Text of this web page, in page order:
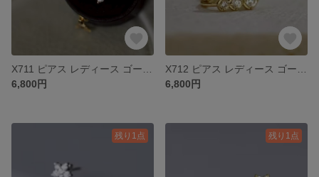
6,800円
6,800円
残り1点 残り1点